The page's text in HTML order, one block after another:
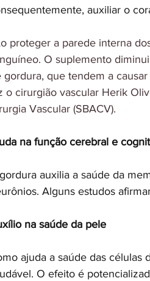
auxiliar o
proteger a parede interna
O suplemento
gordura, que tendem a
o cirurgião vascular Herik
Vascular (SBACV).
na função cerebral e
auxilia a saúde da
Alguns estudos
na saúde da pele
ajuda a saúde das
O efeito é